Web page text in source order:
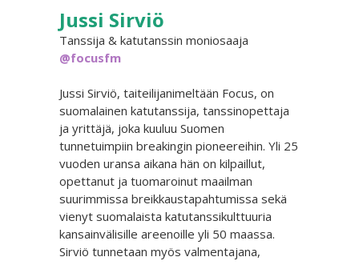
Jussi Sirviö
Tanssija & katutanssin moniosaaja
@focusfm
Jussi Sirviö, taiteilijanimeltään Focus, on
suomalainen katutanssija, tanssinopettaja
ja yrittäjä, joka kuuluu Suomen
tunnetuimpiin breakingin pioneereihin. Yli 25
vuoden uransa aikana hän on kilpaillut,
opettanut ja tuomaroinut maailman
suurimmissa breikkaustapahtumissa sekä
vienyt suomalaista katutanssikulttuuria
kansainvälisille areenoille yli 50 maassa.
Sirviö tunnetaan myös valmentajana,